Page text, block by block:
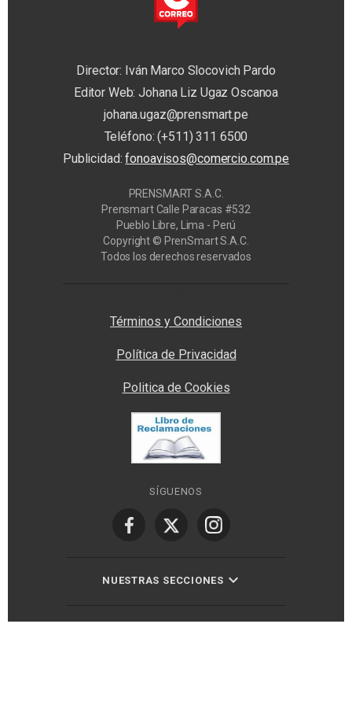
Director: Iván Marco Slocovich Pardo
Editor Web: Johana Liz Ugaz Oscanoa
johana.ugaz@prensmart.pe
Teléfono: (+511) 311 6500
Publicidad:fonoavisos@comercio.com.pe
PRENSMART S.A.C.
Prensmart Calle Paracas #532
Pueblo Libre, Lima - Perú
Copyright © PrenSmart S.A.C.
Todos los derechos reservados
Términos y Condiciones
Política de Privacidad
Politica de Cookies
SÍGUENOS
NUESTRAS SECCIONES